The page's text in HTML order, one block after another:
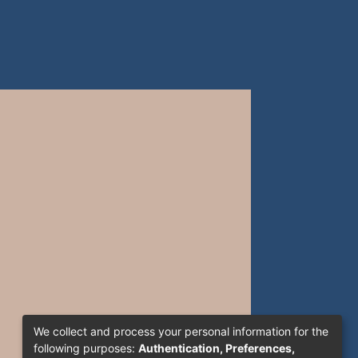
We collect and process your personal information for the
following purposes: Authentication, Preferences,